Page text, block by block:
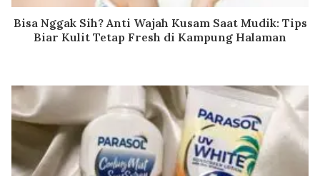
Bisa Nggak Sih? Anti Wajah Kusam Saat Mudik: Tips
Biar Kulit Tetap Fresh di Kampung Halaman